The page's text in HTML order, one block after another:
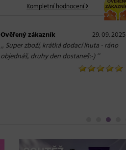
Kompletní hodnocení
Ověřený zákazník 29. 09. 2025
„ Super zboží, krátká dodací lhuta - ráno
objednáš, druhy den dostaneš:-)“